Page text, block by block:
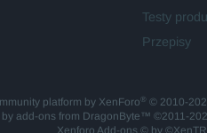
Testy
Przepisy
platform by XenForo® © 2010-
by add-ons from DragonByte™ ©2011-
Xenforo Add-ons© by ©XenTR